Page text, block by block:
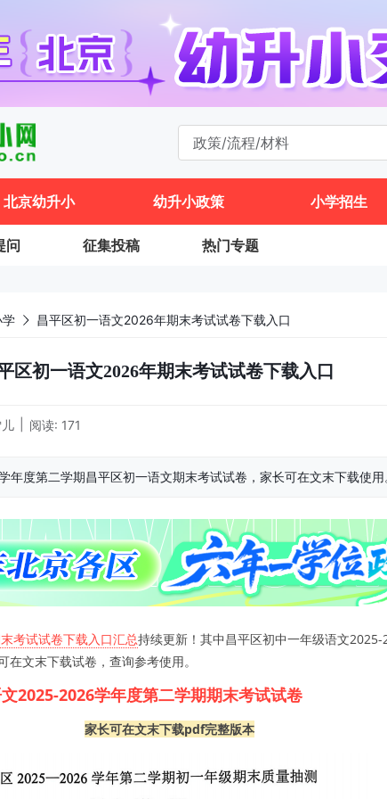
北京幼升小 幼升小政策 小学招生
问 征集投稿 热门专题
学 昌平区初一语文2026年期末考试试卷下载入口
区初一语文2026年期末考试试卷下载入口
阅读: 171
度第二学期昌平区初一语文期末考试试卷，家长可在文末下载使用
考试试卷下载入口汇总持续更新！其中昌平区初中一年级语文
文末下载试卷，查询参考使用。
2025-2026学年度第二学期期末考试试卷
家长可在文末下载pdf完整版本